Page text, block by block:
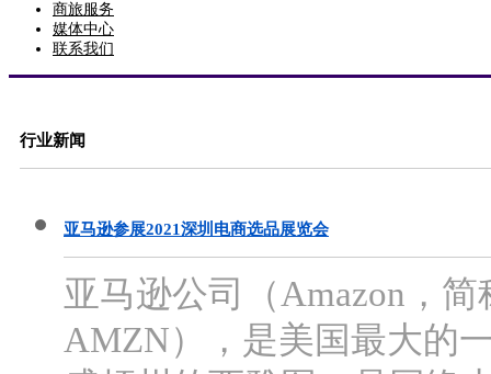
商旅服务
媒体中心
联系我们
行业新闻
亚马逊参展2021深圳电商选品展览会
亚马逊公司（Amazon，
AMZN），是美国最大的